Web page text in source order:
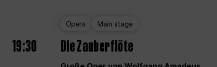
Opera Main stage
19:30 Die Zauberflöte